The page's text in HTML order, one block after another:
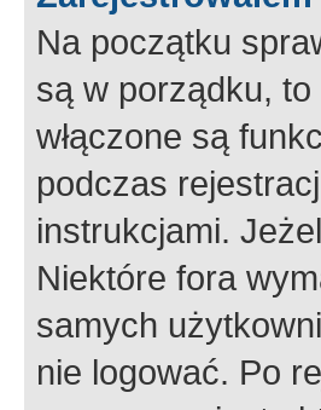
Na początku
są w porządku,
włączone są
podczas
instrukcjami.
Niektóre fora
samych
nie logować. Po